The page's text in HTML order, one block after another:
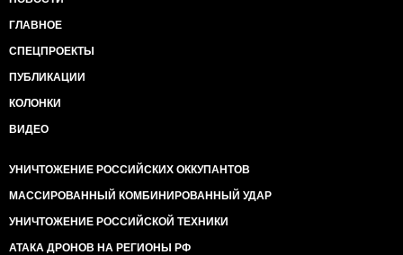
ГЛАВНОЕ
СПЕЦПРОЕКТЫ
ПУБЛИКАЦИИ
КОЛОНКИ
ВИДЕО
УНИЧТОЖЕНИЕ РОССИЙСКИХ ОККУПАНТОВ
МАССИРОВАННЫЙ КОМБИНИРОВАННЫЙ УДАР
УНИЧТОЖЕНИЕ РОССИЙСКОЙ ТЕХНИКИ
АТАКА ДРОНОВ НА РЕГИОНЫ РФ